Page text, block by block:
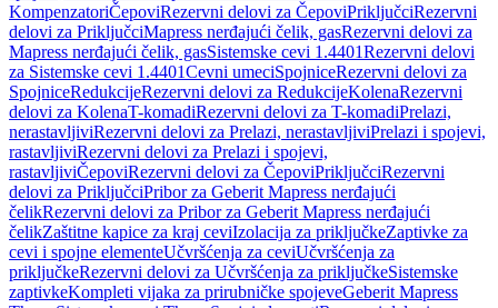
KompenzatoriČepoviRezervni delovi za ČepoviPriključciRezervni
delovi za PriključciMapress nerđajući čelik, gasRezervni delovi za
Mapress nerđajući čelik, gasSistemske cevi 1.4401Rezervni delovi
za Sistemske cevi 1.4401Cevni umeciSpojniceRezervni delovi za
SpojniceRedukcijeRezervni delovi za RedukcijeKolenaRezervni
delovi za KolenaT-komadiRezervni delovi za T-komadiPrelazi,
nerastavljiviRezervni delovi za Prelazi, nerastavljiviPrelazi i spojevi,
rastavljiviRezervni delovi za Prelazi i spojevi,
rastavljiviČepoviRezervni delovi za ČepoviPriključciRezervni
delovi za PriključciPribor za Geberit Mapress nerđajući
čelikRezervni delovi za Pribor za Geberit Mapress nerđajući
čelikZaštitne kapice za kraj ceviIzolacija za priključkeZaptivke za
cevi i spojne elementeUčvršćenja za ceviUčvršćenja za
priključkeRezervni delovi za Učvršćenja za priključkeSistemske
zaptivkeKompleti vijaka za prirubničke spojeveGeberit Mapress